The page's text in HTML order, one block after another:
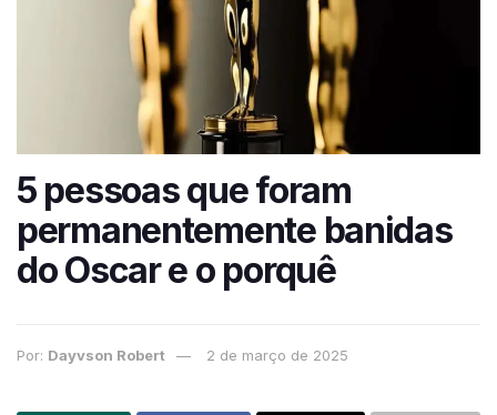
5 pessoas que foram
permanentemente banidas
do Oscar e o porquê
Por: Dayvson Robert 2 de março de 2025